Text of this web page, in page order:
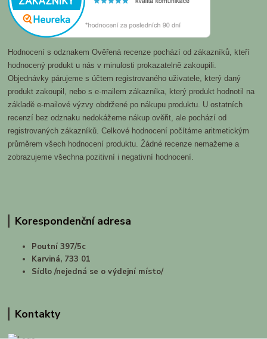
Hodnocení s odznakem Ověřená recenze pochází od zákazníků, kteří
hodnocený produkt u nás v minulosti prokazatelně zakoupili.
Objednávky párujeme s účtem registrovaného uživatele, který daný
produkt zakoupil, nebo s e-mailem zákazníka, který produkt hodnotil na
základě e-mailové výzvy obdržené po nákupu produktu. U ostatních
recenzí bez odznaku nedokážeme nákup ověřit, ale pochází od
registrovaných zákazníků. Celkové hodnocení počítáme aritmetickým
průměrem všech hodnocení produktu. Žádné recenze nemažeme a
zobrazujeme všechna pozitivní i negativní hodnocení.
Korespondenční adresa
Poutní 397/5c
Karviná, 733 01
Sídlo /nejedná se o výdejní místo/
Kontakty